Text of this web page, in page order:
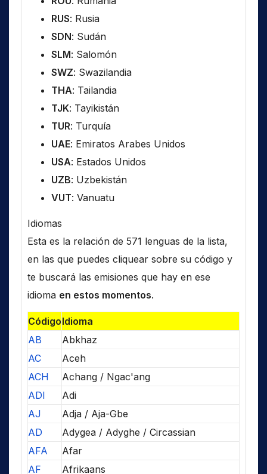
RUS: Rusia
SDN: Sudán
SLM: Salomón
SWZ: Swazilandia
THA: Tailandia
TJK: Tayikistán
TUR: Turquía
UAE: Emiratos Arabes Unidos
USA: Estados Unidos
UZB: Uzbekistán
VUT: Vanuatu
Idiomas
Esta es la relación de 571 lenguas de la lista,
en las que puedes cliquear sobre su código y
te buscará las emisiones que hay en ese
idioma en estos momentos.
CódigoIdioma
AB
Abkhaz
AC
Aceh
ACH
Achang / Ngac'ang
ADI
Adi
AJ
Adja / Aja-Gbe
AD
Adygea / Adyghe / Circassian
AFA
Afar
AF
Afrikaans